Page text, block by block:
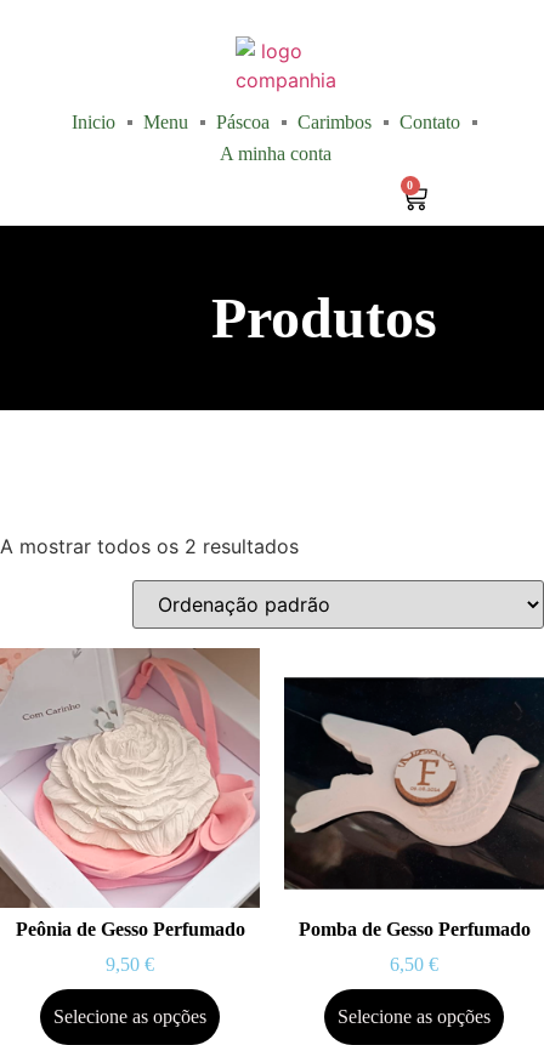
Inicio Menu Páscoa Carimbos
Contato
A minha conta
0
Produtos
A mostrar todos os 2 resultados
Peônia de Gesso Perfumado
9,50 €
Selecione as opções
Pomba de Gesso Perfumado
6,50 €
Selecione as opções